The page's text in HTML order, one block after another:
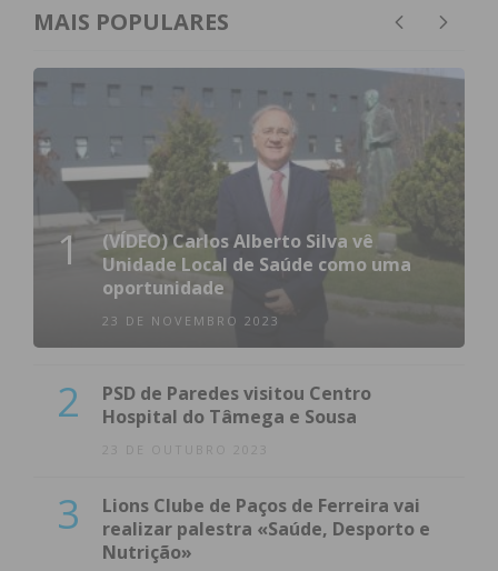
A discussão sobre a mentira na política continua a
limites éticos do poder e o papel essencial da
verdade na vida pública.
Subscreva a newsletter do
Imediato
Assine nossa newsletter por e-mail e
obtenha de forma regular a informação
Eu li e concordo com os termos e
MAIS POPULARES
1
(VÍDEO) Carlos Alberto Silva vê
Unidade Local de Saúde como uma
oportunidade
23 DE NOVEMBRO 2023
2
PSD de Paredes visitou Centro
Hospital do Tâmega e Sousa
23 DE OUTUBRO 2023
3
Lions Clube de Paços de Ferreira vai
realizar palestra «Saúde, Desporto e
Nutrição»